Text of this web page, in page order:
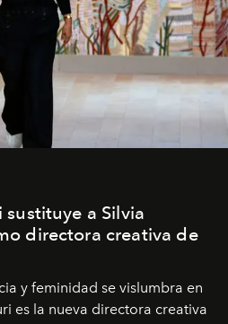
a Silvia
directora creativa de
y feminidad se vislumbra en
es la nueva directora creativa